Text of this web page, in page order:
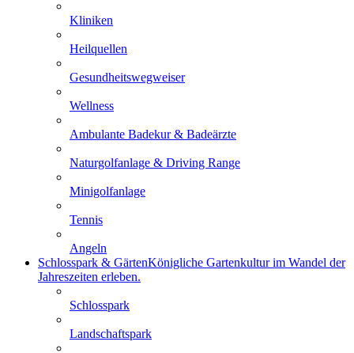
Kliniken
Heilquellen
Gesundheitswegweiser
Wellness
Ambulante Badekur & Badeärzte
Naturgolfanlage & Driving Range
Minigolfanlage
Tennis
Angeln
Schlosspark & GärtenKönigliche Gartenkultur im Wandel der
Jahreszeiten erleben.
Schlosspark
Landschaftspark